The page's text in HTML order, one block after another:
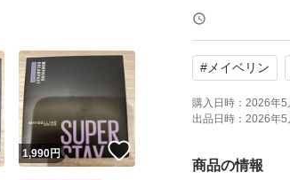
●生チョコ感
生チョコのよ
んわりとろけ
さらりと肌に
しかもとろけ
い。
# メイベリン
購入日時： 2026年5
出品日時： 2026年5
商品の情報
いいね！
1,990円 いいね！